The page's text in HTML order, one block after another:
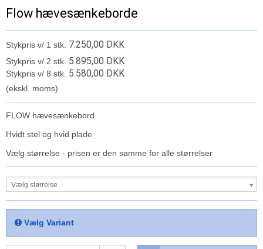
Flow hævesænkeborde
Stykpris v/ 1 stk. 7.250,00 DKK
Stykpris v/ 2 stk. 5.895,00 DKK
Stykpris v/ 8 stk. 5.580,00 DKK
(ekskl. moms)
FLOW hævesænkebord
Hvidt stel og hvid plade
Vælg størrelse - prisen er den samme for alle størrelser
Vælg størrelse
Vælg Variant